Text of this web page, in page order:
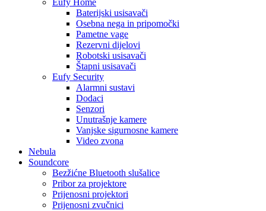
Eufy Home
Baterijski usisavači
Osebna nega in pripomočki
Pametne vage
Rezervni dijelovi
Robotski usisavači
Štapni usisavači
Eufy Security
Alarmni sustavi
Dodaci
Senzori
Unutrašnje kamere
Vanjske sigurnosne kamere
Video zvona
Nebula
Soundcore
Bezžićne Bluetooth slušalice
Pribor za projektore
Prijenosni projektori
Prijenosni zvučnici